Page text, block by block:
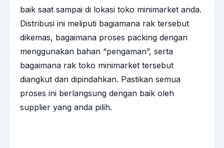
baik saat sampai di lokasi toko minimarket anda.
Distribusi ini meliputi bagiamana rak tersebut
dikemas, bagaimana proses packing dengan
menggunakan bahan “pengaman”, serta
bagaimana rak toko minimarket tersebut
diangkut dan dipindahkan. Pastikan semua
proses ini berlangsung dengan baik oleh
supplier yang anda pilih.